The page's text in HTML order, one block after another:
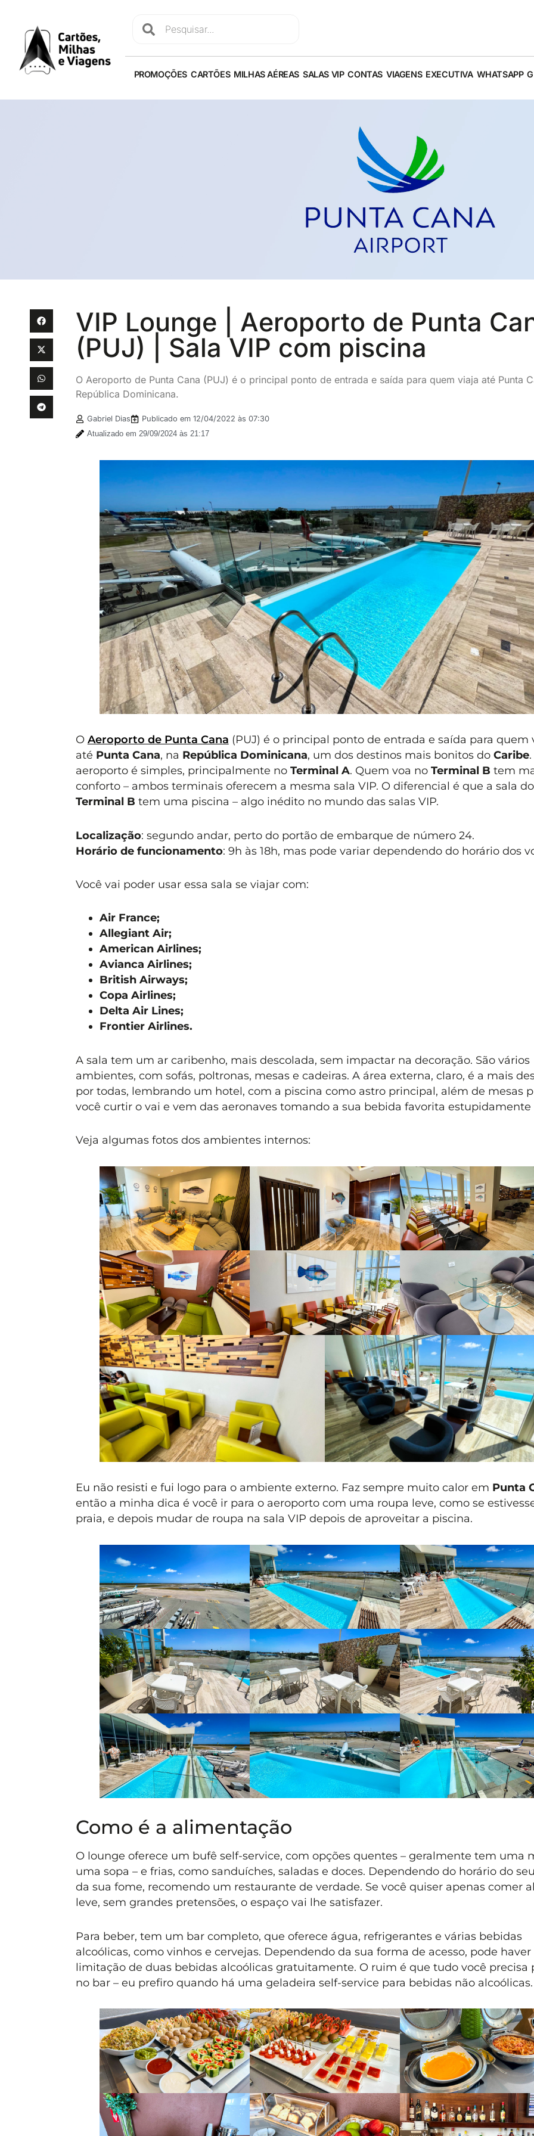
PROMOÇÕES CARTÕES MILHAS AÉREAS SALAS VIP CONTAS VIAGENS EXECUTIVA WHATSAPP
VIP Lounge | Aeroporto de Punta
(PUJ) | Sala VIP com piscina
O Aeroporto de Punta Cana (PUJ) é o principal ponto de entrada e saída para quem viaja até Punta
República Dominicana.
Gabriel Dias Publicado em 12/04/2022 às 07:30
Atualizado em 29/09/2024 às 21:17
O Aeroporto de Punta Cana (PUJ) é o principal ponto de entrada e saída para quem
até Punta Cana, na República Dominicana, um dos destinos mais bonitos do Caribe
aeroporto é simples, principalmente no Terminal A. Quem voa no Terminal B tem
conforto – ambos terminais oferecem a mesma sala VIP. O diferencial é que a sala do
Terminal B tem uma piscina – algo inédito no mundo das salas VIP.
Localização: segundo andar, perto do portão de embarque de número 24.
Horário de funcionamento: 9h às 18h, mas pode variar dependendo do horário dos
Você vai poder usar essa sala se viajar com:
Air France;
Allegiant Air;
American Airlines;
Avianca Airlines;
British Airways;
Copa Airlines;
Delta Air Lines;
Frontier Airlines.
A sala tem um ar caribenho, mais descolada, sem impactar na decoração. São vários
ambientes, com sofás, poltronas, mesas e cadeiras. A área externa, claro, é a mais
por todas, lembrando um hotel, com a piscina como astro principal, além de mesas
você curtir o vai e vem das aeronaves tomando a sua bebida favorita estupidamente
Veja algumas fotos dos ambientes internos:
Eu não resisti e fui logo para o ambiente externo. Faz sempre muito calor em Punta
então a minha dica é você ir para o aeroporto com uma roupa leve, como se
praia, e depois mudar de roupa na sala VIP depois de aproveitar a piscina.
Como é a alimentação
O lounge oferece um bufê self-service, com opções quentes – geralmente tem uma
uma sopa – e frias, como sanduíches, saladas e doces. Dependendo do horário do
da sua fome, recomendo um restaurante de verdade. Se você quiser apenas comer
leve, sem grandes pretensões, o espaço vai lhe satisfazer.
Para beber, tem um bar completo, que oferece água, refrigerantes e várias bebidas
alcoólicas, como vinhos e cervejas. Dependendo da sua forma de acesso, pode haver
limitação de duas bebidas alcoólicas gratuitamente. O ruim é que tudo você precisa
no bar – eu prefiro quando há uma geladeira self-service para bebidas não alcoólicas.